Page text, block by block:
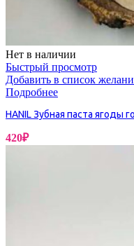
Нет в наличии
Быстрый просмотр
Добавить в список
Подробнее
HANIL Зубная паста ягоды
420₽